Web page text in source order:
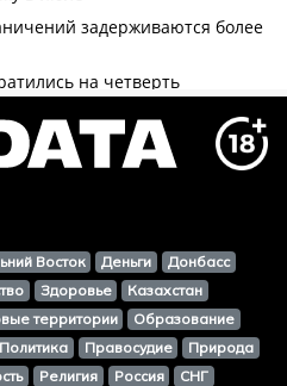
Восток Деньги
Донбасс
Здоровье
Казахстан
территории
Образование
Политика Правосудие
Природа
Религия Россия
СНГ